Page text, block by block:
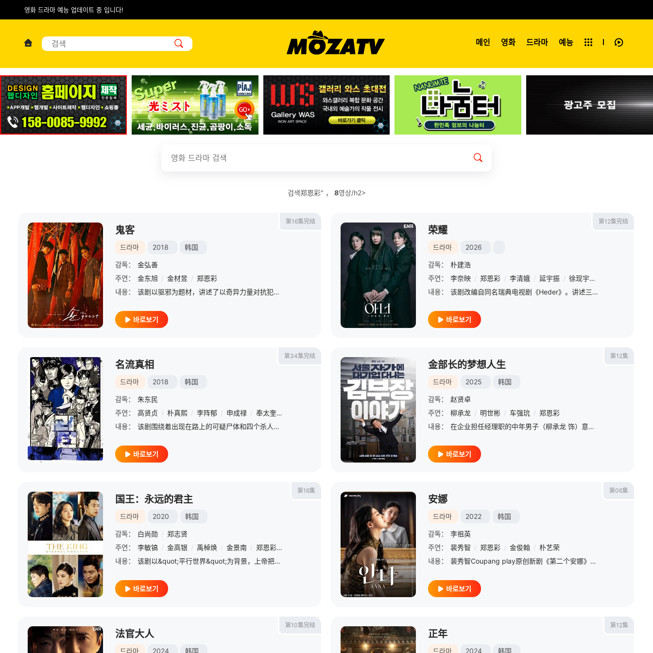
영화 드라마 예능 업데이트 중 입니다!
메인 영화 드라마 예능
전체보기
검색郑恩彩" ， 8영상/h2>
第16集完结
鬼客
드라마 2018 韩国
감독：
金弘善
주연：
金东旭 / 金材昱 / 郑恩彩
내용：
该剧以驱邪为题材，讲述了以奇异力量对抗犯罪势力的巫师、司祭和刑警之间的追击战。
바로보기
第12集完结
荣耀
드라마 2026
감독：
朴建浩
주연：
李奈映 / 郑恩彩 / 李清娥 / 延宇振 / 徐现宇 /
내용：
该剧改编自同名瑞典电视剧《Heder》。讲述三位女律师面对过去的巨大丑闻而展开的追逐故事。
바로보기
第34集完结
名流真相
드라마 2018 韩国
감독：
朱东民
주연：
高贤贞 / 朴真熙 / 李阵郁 / 申成禄 / 奉太奎 / 尹仲勋 / 韩恩贞 / 吴代焕 / 金东英 / 金希珍 / 徐惠琳 / 孙钟鹤 / 申隣雅
내용：
该剧围绕着出现在路上的可疑尸体和四个杀人嫌疑人，讲述电视节目《Return》主持人兼律师崔慈惠（高贤贞 第1~15集 / 朴真熙 第16~34集 饰）和不良少年出身的警察独孤英（李阵郁 饰） 联手追查
바로보기
第12集
金部长的梦想人生
드라마 2025 韩国
감독：
赵贤卓
주연：
柳承龙 / 明世彬 / 车强玧 / 郑恩彩
내용：
在企业担任经理职的中年男子（柳承龙 饰）意气风发，却在一夕之间跌落谷底。他踏上自我探索的旅程，重新学习什么能带来真正的快乐。
바로보기
第16集
国王：永远的君主
드라마 2020 韩国
감독： 白尚勋 / 郑志贤
주연：
李敏镐 / 金高银 / 禹棹焕 / 金景南 / 郑恩彩 / / 全裴修 / 徐正妍 / 朴元尚 / 金容智 / 张海珉
내용：
该剧以&quot;平行世界&quot;为背景，上帝把恶魔释放到了人间，恶魔打开了平行世界的大门。如果另一个世界有比&quot;我&quot;生活得更好的&quo
바로보기
第06集
安娜
드라마 2022 韩国
감독：
李祖英
주연：
裴秀智 / 郑恩彩 / 金俊翰 / 朴艺荣
내용：
裴秀智Coupang play原创新剧《第二个安娜》女主
바로보기
第10集完结
法官大人
드라마 2024 韩国
第12集
正年
드라마 2024 韩国